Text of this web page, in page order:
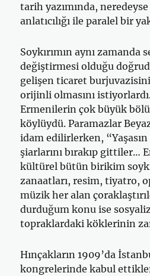
tarih yazımında,
anlatıcılığı ile paralel bir
Soykırımın aynı zamanda
değiştirmesi olduğu
gelişen ticaret
orijinli olmasını
Ermenilerin çok büyük
köylüydü. Paramazlar
idam edilirlerken,
şiarlarını bırakıp gittiler…
kültürel bütün birikim
zanaatları, resim, tiyatro,
müzik her alan
durduğum konu ise
topraklardaki köklerinin
Hınçakların 1909’da
kongrelerinde kabul